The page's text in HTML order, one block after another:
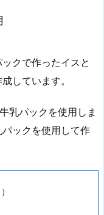
クで作ったイスと
しています。
乳パックを使用しま
ックを使用して作